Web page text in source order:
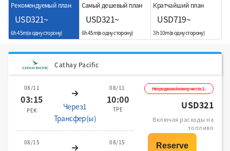
Рекомендуемый план
USD321~
6h 45m(в одну сторону)
Самый дешевый план
USD321~
6h 45m(в одну сторону)
Кратчайший план
USD719~
3h 10m(в одну сторону)
Cathay Pacific
08/11
03:15
PEK
Через1
Трансфер(ы)
08/11
10:00
TPE
08/15 08/15
Непроданной номер места:2.
USD321
Включая расходы на
топливо